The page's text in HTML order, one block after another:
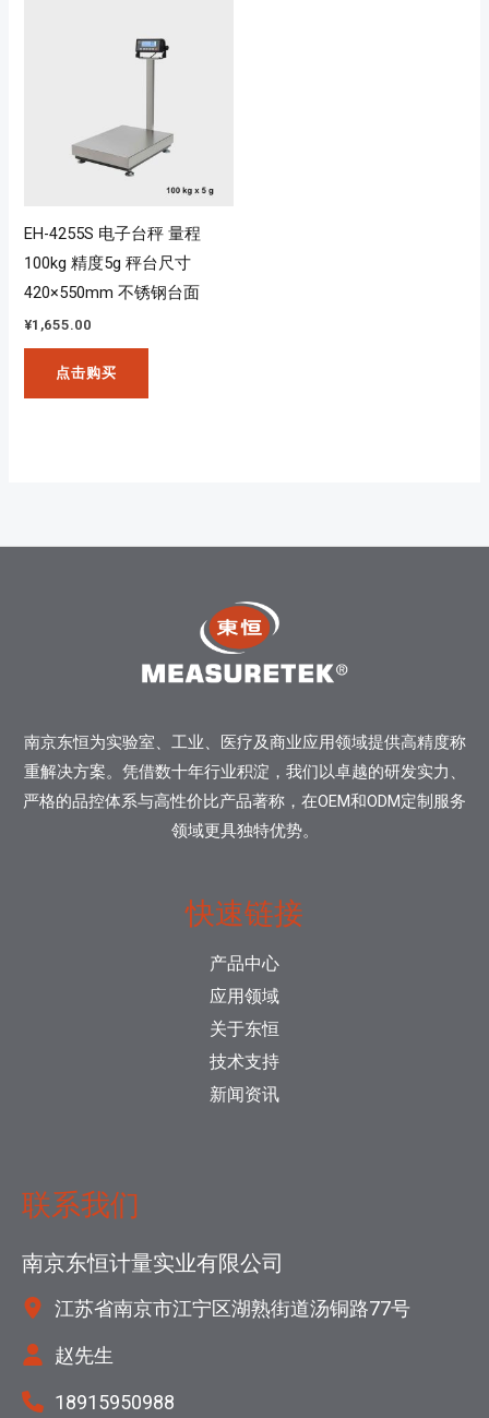
EH-4255S 电子台秤 量程
100kg 精度5g 秤台尺寸
420×550mm 不锈钢台面
¥1,655.00
点击购买
南京东恒为实验室、工业、医疗及商业应用领域提供高精度称
重解决方案。凭借数十年行业积淀，我们以卓越的研发实力、
严格的品控体系与高性价比产品著称，在OEM和ODM定制服务
领域更具独特优势。
快速链接
产品中心
应用领域
关于东恒
技术支持
新闻资讯
联系我们
南京东恒计量实业有限公司
江苏省南京市江宁区湖熟街道汤铜路77号
赵先生
18915950988